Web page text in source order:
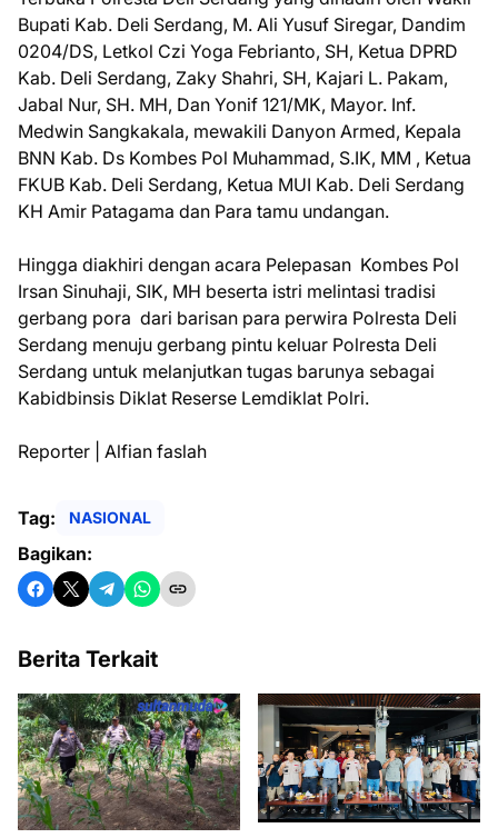
Bupati Kab. Deli Serdang, M. Ali Yusuf Siregar, Dandim
0204/DS, Letkol Czi Yoga Febrianto, SH, Ketua DPRD
Kab. Deli Serdang, Zaky Shahri, SH, Kajari L. Pakam,
Jabal Nur, SH. MH, Dan Yonif 121/MK, Mayor. Inf.
Medwin Sangkakala, mewakili Danyon Armed, Kepala
BNN Kab. Ds Kombes Pol Muhammad, S.IK, MM , Ketua
FKUB Kab. Deli Serdang, Ketua MUI Kab. Deli Serdang
KH Amir Patagama dan Para tamu undangan.
Hingga diakhiri dengan acara Pelepasan Kombes Pol
Irsan Sinuhaji, SIK, MH beserta istri melintasi tradisi
gerbang pora dari barisan para perwira Polresta Deli
Serdang menuju gerbang pintu keluar Polresta Deli
Serdang untuk melanjutkan tugas barunya sebagai
Kabidbinsis Diklat Reserse Lemdiklat Polri.
Reporter | Alfian faslah
Tag: NASIONAL
Bagikan:
Berita Terkait